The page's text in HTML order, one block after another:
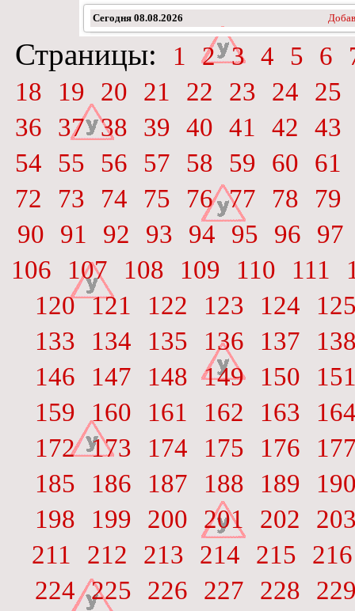
Сегодня 08.08.2026
Страницы: 1 2 3 4 5 6
18
19 20 21 22 23 24
25
36
37 38 39 40 41 42
43
54
55 56 57 58 59 60
61
72
73 74 75 76 77 78
79
90
91 92 93 94 95 96
97
106
107 108 109 110 111
120 121 122 123 124
133
134 135 136 137
146
147 148 149 150
159
160 161 162 163
172 173 174 175 176
185
186 187 188 189
198
199 200 201 202
211
212 213 214 215
216
224 225 226 227 228